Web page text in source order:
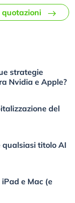
quotazioni
strategie
Nvidia e Apple?
del
qualsiasi titolo AI
e Mac (e